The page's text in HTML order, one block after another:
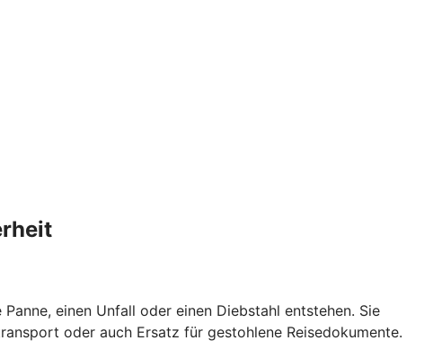
einen Unfall oder einen Diebstahl entstehen. Sie
oder auch Ersatz für gestohlene Reisedokumente.